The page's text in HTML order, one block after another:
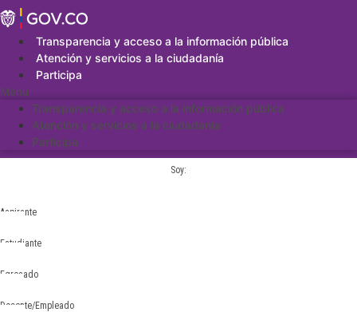
Saltar
al
contenidoTransparencia y acceso a la información pública
Atención y servicios a la ciudadanía
Participa
Menu
Transparencia y acceso a la información pública
Atención y servicios a la ciudadanía
Participa
Soy:
Aspirante
Estudiante
Egresado
Docente/Empleado